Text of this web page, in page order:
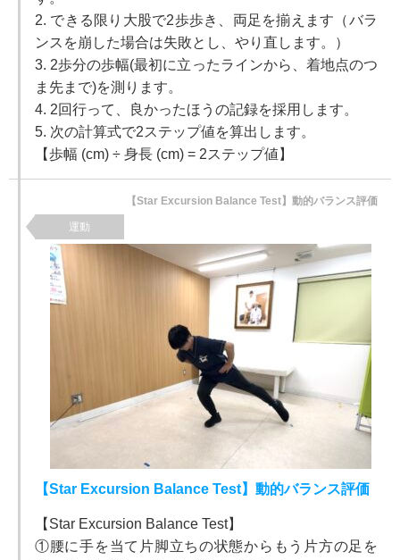
2. できる限り大股で2歩歩き、両足を揃えます（バラ
ンスを崩した場合は失敗とし、やり直します。）
3. 2歩分の歩幅(最初に立ったラインから、着地点のつ
ま先まで)を測ります。
4. 2回行って、良かったほうの記録を採用します。
5. 次の計算式で2ステップ値を算出します。
【歩幅 (cm) ÷ 身長 (cm) = 2ステップ値】
【Star Excursion Balance Test】動的バランス評価
運動
【Star Excursion Balance Test】動的バランス評価
【Star Excursion Balance Test】
①腰に手を当て片脚立ちの状態からもう片方の足を